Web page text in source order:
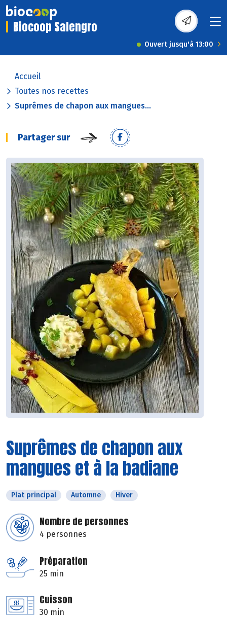
Biocoop Salengro
Ouvert jusqu'à 13:00
Accueil
Toutes nos recettes
Suprêmes de chapon aux mangues...
Partager sur
Suprêmes de chapon aux
mangues et à la badiane
Plat principal Automne Hiver
Nombre de personnes
4 personnes
Préparation
25 min
Cuisson
30 min